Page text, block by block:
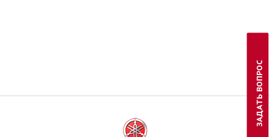
ЗАДАТЬ ВОПРОС